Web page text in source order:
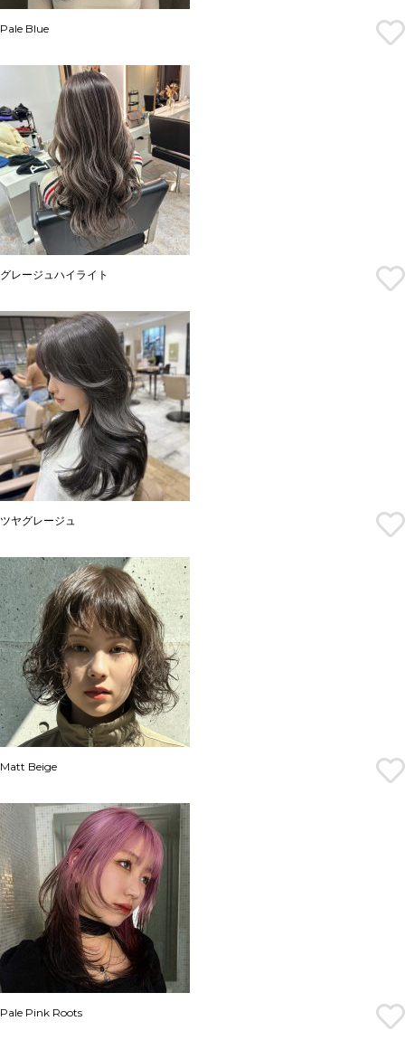
Pale Blue
グレージュハイライト
ツヤグレージュ
Matt Beige
Pale Pink Roots